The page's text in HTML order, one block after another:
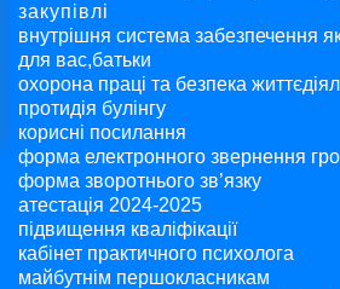
закупівлі
внутрішня система забезпечення
для вас,батьки
охорона праці та безпека
протидія булінгу
корисні посилання
форма електронного звернення
форма зворотнього зв’язку
атестація 2024-2025
підвищення кваліфікації
кабінет практичного психолога
майбутнім першокласникам